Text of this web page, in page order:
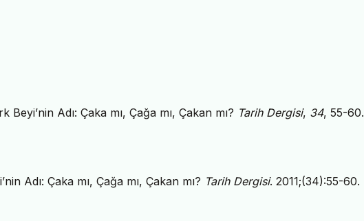
Adı: Çaka mı, Çağa mı, Çakan mı? Tarih Dergisi, 34, 55-60.
Adı: Çaka mı, Çağa mı, Çakan mı? Tarih Dergisi. 2011;(34):55-60.